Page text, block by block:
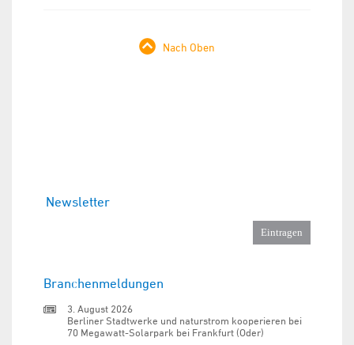
Nach Oben
Newsletter
Branchenmeldungen
3. August 2026
Berliner Stadtwerke und naturstrom kooperieren bei
70 Megawatt-Solarpark bei Frankfurt (Oder)